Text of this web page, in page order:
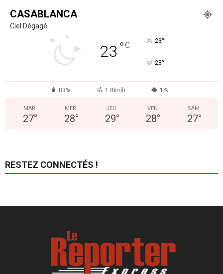
CASABLANCA
Ciel Dégagé
23 °C 23°
23°
83% 1.8kmh 1%
MAR
27°
MER
28°
JEU
29°
VEN
28°
SAM
27°
RESTEZ CONNECTÉS !